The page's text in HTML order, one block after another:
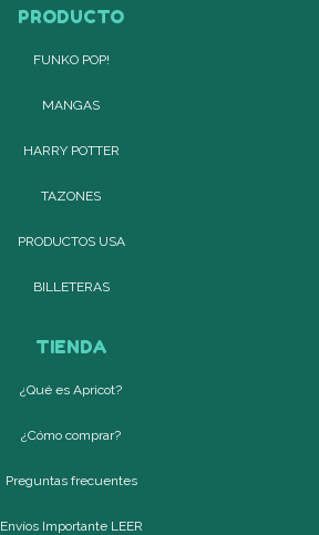
PRODUCTO
FUNKO POP!
MANGAS
HARRY POTTER
TAZONES
PRODUCTOS USA
BILLETERAS
TIENDA
¿Qué es Apricot?
¿Cómo comprar?
Preguntas frecuentes
Envíos Importante LEER